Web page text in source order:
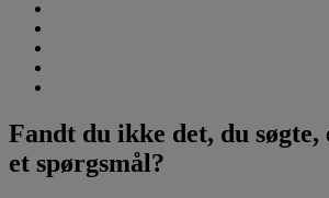
Fandt du ikke det, du
et spørgsmål?